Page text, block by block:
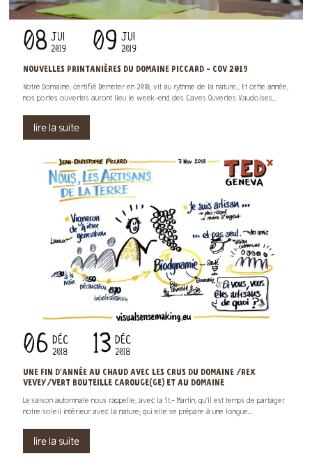
08 JUI
2019 09 JUI
2019
NOUVELLES PRINTANIÈRES DU DOMAINE PICCARD - COV 2019
Notre Domaine, certifié Demeter en 2018, vit au rythme de la nature... Et cette année,
nos portes ouvertes auront lieu le week-end des Caves Ouvertes Vaudoises...
lire la suite
06 DÉC
2018 13 DÉC
2018
UNE FIN D'ANNÉE AU CHAUD AVEC LES CRUS DU DOMAINE /REX
VEVEY/VERT BOUTEILLE CAROUGE(GE) ET AU DOMAINE
La saison automnale nous rappelle, avec la St.- Martin, qu’il est temps de partager
notre soleil intérieur avec la nature; qui elle se prépare à une longue...
lire la suite